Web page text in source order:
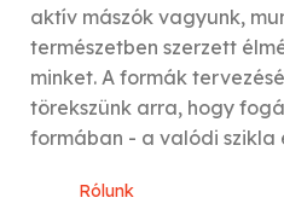
aktív mászók vagyunk,
természetben szerzett
minket. A formák
törekszünk arra, hogy
formában - a valódi szikla
Rólunk